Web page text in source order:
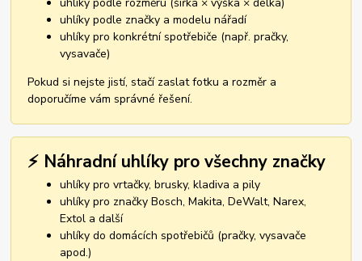
uhlíky podle značky a modelu nářadí
uhlíky pro konkrétní spotřebiče (např. pračky,
vysavače)
Pokud si nejste jistí, stačí zaslat fotku a rozměr a
doporučíme vám správné řešení.
⚡ Náhradní uhlíky pro všechny značky
uhlíky pro vrtačky, brusky, kladiva a pily
uhlíky pro značky Bosch, Makita, DeWalt, Narex,
Extol a další
uhlíky do domácích spotřebičů (pračky, vysavače
apod.)